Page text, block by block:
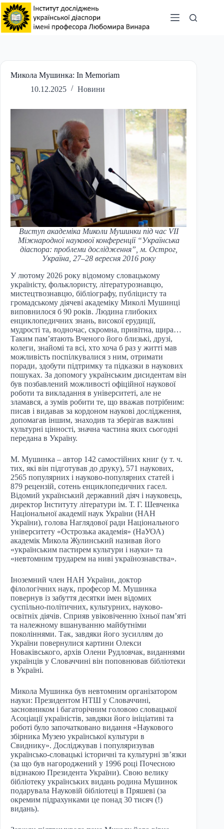
Перейти
до
вмісту
Микола Мушинка: In Memoriam
10.12.2025
Новини
Виступ академіка Миколи Мушинки під час VII
Міжнародної наукової конференції “Українська
діаспора: проблеми дослідження”, м. Острог,
Україна, 27–28 вересня 2016 року
У лютому 2026 року відомому словацькому
україністу, фольклористу, літературознавцю,
мистецтвознавцю, бібліографу, публіцисту та
громадському діячеві академіку Миколі Мушинці
виповнилося б 90 років. Людина глибоких
енциклопедичних знань, високої ерудиції,
мудрості та, водночас, скромна, привітна, щира…
Таким пам’ятають Вченого його близькі, друзі,
колеги, знайомі та всі, хто хоча б раз у житті мав
можливість поспілкувалися з ним, отримати
поради, здобути підтримку та підказки в наукових
пошуках. За допомогу українським дисидентам він
був позбавлений можливості офіційної наукової
роботи та викладання в університеті, але не
зламався, а зумів робити те, що вважав потрібним:
писав і видавав за кордоном наукові дослідження,
допомагав іншим, знаходив та зберігав важливі
культурні цінності, значна частина яких сьогодні
передана в Україну.
М. Мушинка – автор 142 самостійних книг (у т. ч.
тих, які він підготував до друку), 571 наукових,
2565 популярних і науково-популярних статей і
879 рецензій, сотень енциклопедичних гасел.
Відомий український державний діяч і науковець,
директор Інституту літератури ім. Т. Г. Шевченка
Національної академії наук України (НАН
України), голова Наглядової ради Національного
університету «Острозька академія» (НаУОА)
академік Микола Жулинський називав його
«українським пастирем культури і науки» та
«невтомним трударем на ниві українознавства».
Іноземний член НАН України, доктор
філологічних наук, професор М. Мушинка
повернув із забуття десятки імен відомих
суспільно-політичних, культурних, науково-
освітніх діячів. Сприяв увіковіченню їхньої пам’яті
та належному вшануванню майбутніми
поколіннями. Так, завдяки його зусиллям до
України повернулися картини Олекси
Новаківського, архів Олени Рудловчак, виданнями
українців у Словаччині він поповнював бібліотеки
в Україні.
Микола Мушинка був невтомним організатором
науки: Президентом НТШ у Словаччині,
засновником і багаторічним головою словацької
Асоціації україністів, завдяки його ініціативі та
роботі було започатковано видання «Наукового
збірника Музею української культури в
Свиднику». Досліджував і популяризував
українсько-словацькі історичні та культурні зв’язки
(за що був нагороджений у 1996 році Почесною
відзнакою Президента України). Свою велику
бібліотеку українських видань родина Мушинок
подарувала Науковій бібліотеці в Пряшеві (за
окремим підрахунками це понад 30 тисяч (!)
видань).